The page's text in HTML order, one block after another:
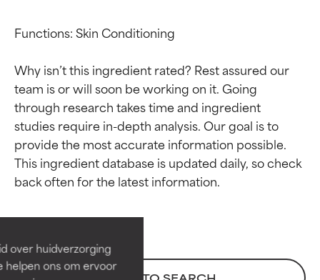
over huidverzorging
helpen ons om ervoor
Functions: Skin Conditioning
Why isn’t this ingredient rated? Rest assured our
team is or will soon be working on it. Going
through research takes time and ingredient
studies require in-depth analysis. Our goal is to
provide the most accurate information possible.
This ingredient database is updated daily, so check
Beoordelingen van
ingrediënten
Bewezen en ondersteund door
onafhankelijk onderzoek.
Beoordelingen van
ingrediënten
Bewezen en ondersteund door
onafhankelijk onderzoek.